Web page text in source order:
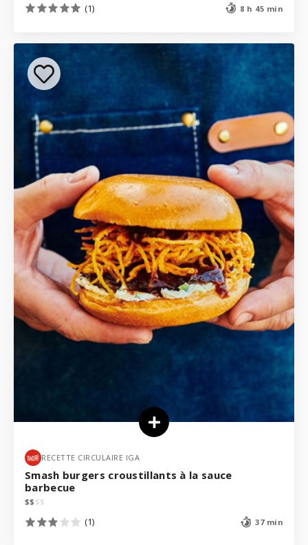
(1) 8 h 45 min
RECETTE CIRCULAIRE IGA
Smash burgers croustillants à la sauce
barbecue
$$ $$
(1) 37 min